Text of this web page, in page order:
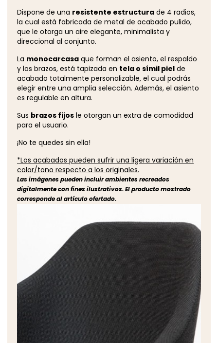
Dispone de una resistente estructura de 4 radios,
la cual está fabricada de metal de acabado pulido,
que le otorga un aire elegante, minimalista y
direccional al conjunto.
La monocarcasa que forman el asiento, el respaldo
y los brazos, está tapizada en tela o símil piel de
acabado totalmente personalizable, el cual podrás
elegir entre una amplia selección. Además, el asiento
es regulable en altura.
Sus brazos fijos le otorgan un extra de comodidad
para el usuario.
¡No te quedes sin ella!
*Los acabados pueden sufrir una ligera variación en
color/tono respecto a los originales.
Las imágenes pueden incluir ambientes recreados
digitalmente con fines ilustrativos. El producto mostrado
corresponde al artículo ofertado.